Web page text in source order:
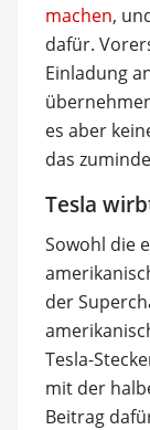
machen,
dafür.
Einladung
es aber
das
Tesla
Sowohl die
der
Tesla-
mit der
Beitrag